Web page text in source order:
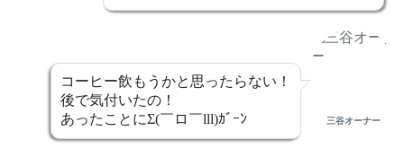
コーヒー飲もうかと思ったらない！
後で気付いたの！
あったことにΣ(￣ロ￣lll)ｶﾞｰﾝ
三谷オーナー